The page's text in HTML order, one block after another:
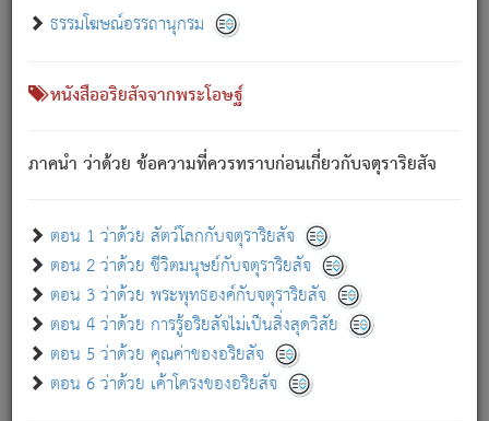
ธรรมโฆษณ์อรรถานุกรม
หนังสืออริยสัจจากพระโอษฐ์
ภาคนำ ว่าด้วย ข้อความที่ควรทราบก่อนเกี่ยวกับจตุราริยสัจ
ตอน 1 ว่าด้วย สัตว์โลกกับจตุราริยสัจ
ตอน 2 ว่าด้วย ชีวิตมนุษย์กับจตุราริยสัจ
ตอน 3 ว่าด้วย พระพุทธองค์กับจตุราริยสัจ
ตอน 4 ว่าด้วย การรู้อริยสัจไม่เป็นสิ่งสุดวิสัย
ตอน 5 ว่าด้วย คุณค่าของอริยสัจ
ตอน 6 ว่าด้วย เค้าโครงของอริยสัจ
สัตว์โลกนี้ เกิดความเดือดร้อนแล้ว มีผัสสะบังหน้า
เขาสำคัญสิ่งใด โดยความเป็นประการใด แต่สิ่งนั้นย่อมเป็น
(ตามที่เป็นจริง) โดยประการอื่นจากที่เขาสำคัญนั้น
สัตว์โลกติดข้องอยู่ในภพ ถูกภพบังหน้าแล้ว มีภพโดยความ
เป็นอย่างอื่น (จากที่มันเป็นอยู่จริง) จึงได้เพลิดเพลินยิ่งนักในภพ
เขาเพลิดเพลินยิ่งนักในสิ่งใด สิ่งนั้นเป็นภัย (ที่เขาไม่รู้จัก)
เขากลัวต่อสิ่งใดสิ่งนั้นเป็นทุกข์
พรหมจรรย์นี้ อันบุคคลย่อมประพฤติ ก็เพื่อการละขาดซึ่ง
ภพ.
สมณะหรือพราหมณ์เหล่าใด กล่าวความหลุดพ้นจากภพว่า
มีได้เพราะภพ เรากล่าวว่า สมณะหรือพราหมณ์ทั้งปวงนั้น
มิใช่ผู้หลดพ้นจากภพ.